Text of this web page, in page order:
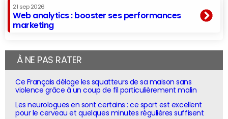
21 sep 2026
Web analytics : booster ses performances
marketing
À NE PAS RATER
Ce Français déloge les squatteurs de sa maison sans
violence grâce à un coup de fil particulièrement malin
Les neurologues en sont certains : ce sport est excellent
pour le cerveau et quelques minutes régulières suffisent